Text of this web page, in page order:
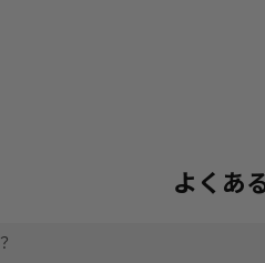
よくあ